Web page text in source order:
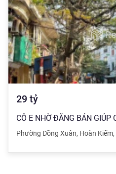
29 tỷ
Phường Đồng Xuân, Hoàn Kiếm,